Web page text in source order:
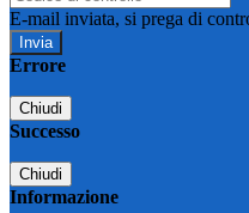
E-mail inviata, si prega di
Errore
Chiudi
Successo
Chiudi
Informazione